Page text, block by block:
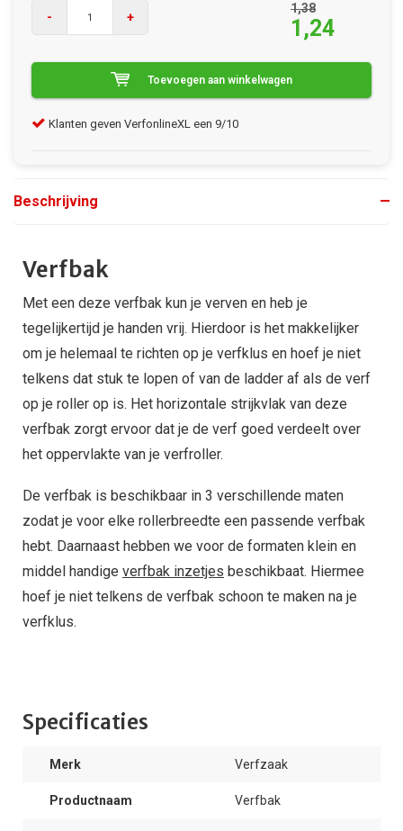
- +
1,38
1,24
Toevoegen aan winkelwagen
Klanten geven VerfonlineXL een 9/10
Beschrijving
Verfbak
Met een deze verfbak kun je verven en heb je
tegelijkertijd je handen vrij. Hierdoor is het makkelijker
om je helemaal te richten op je verfklus en hoef je niet
telkens dat stuk te lopen of van de ladder af als de verf
op je roller op is. Het horizontale strijkvlak van deze
verfbak zorgt ervoor dat je de verf goed verdeelt over
het oppervlakte van je verfroller.
De verfbak is beschikbaar in 3 verschillende maten
zodat je voor elke rollerbreedte een passende verfbak
hebt. Daarnaast hebben we voor de formaten klein en
middel handige verfbak inzetjes beschikbaat. Hiermee
hoef je niet telkens de verfbak schoon te maken na je
verfklus.
Specificaties
Merk Verfzaak
Productnaam Verfbak